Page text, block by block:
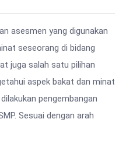
asesmen yang digunakan
seseorang di bidang
juga salah satu pilihan
aspek bakat dan minat
pengembangan
Sesuai dengan arah